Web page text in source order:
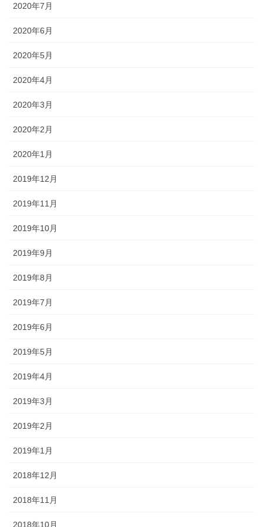
2020年7月
2020年6月
2020年5月
2020年4月
2020年3月
2020年2月
2020年1月
2019年12月
2019年11月
2019年10月
2019年9月
2019年8月
2019年7月
2019年6月
2019年5月
2019年4月
2019年3月
2019年2月
2019年1月
2018年12月
2018年11月
2018年10月